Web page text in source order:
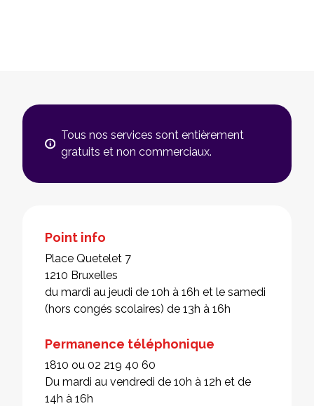
Tous nos services sont entièrement
gratuits et non commerciaux.
Point info
Place Quetelet 7
1210 Bruxelles
du mardi au jeudi de 10h à 16h et le samedi
(hors congés scolaires) de 13h à 16h
Permanence téléphonique
1810 ou 02 219 40 60
Du mardi au vendredi de 10h à 12h et de
14h à 16h